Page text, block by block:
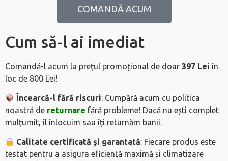
COMANDĂ ACUM
Cum să-l ai imediat
Comandă-l acum la prețul promoțional de doar 397 Lei în
loc de 800 Lei!
Încearcă-l fără riscuri: Cumpără acum cu politica
noastră de returnare fără probleme! Dacă nu ești complet
mulțumit, îl înlocuim sau îți returnăm banii.
Calitate certificată și garantată: Fiecare produs este
testat pentru a asigura eficiență maximă și climatizare